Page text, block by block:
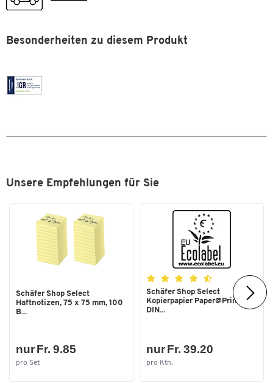
Besonderheiten zu diesem Produkt
Unsere Empfehlungen für Sie
Schäfer Shop Select
Haftnotizen, 75 x 75 mm, 100
B...
nur Fr. 9.85
pro Set
Schäfer Shop Select
Kopierpapier Paper@Print,
DIN...
nur Fr. 39.20
pro Ktn.